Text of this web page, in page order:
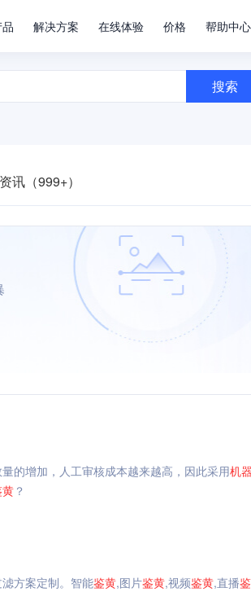
解决方案 在线体验 价格 帮助中心
搜索
讯（999+）
的增加，人工审核成本越来越高，因此采用机器
黄 ？
方案定制。智能鉴黄,图片鉴黄,视频鉴黄,直播鉴